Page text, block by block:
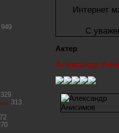
Интернет
С
Актер
Александр
949
329
313